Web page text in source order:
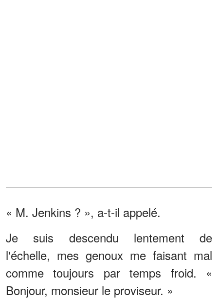
« M. Jenkins ? », a-t-il appelé.
Je suis descendu lentement de
l'échelle, mes genoux me faisant mal
comme toujours par temps froid. «
Bonjour, monsieur le proviseur. »